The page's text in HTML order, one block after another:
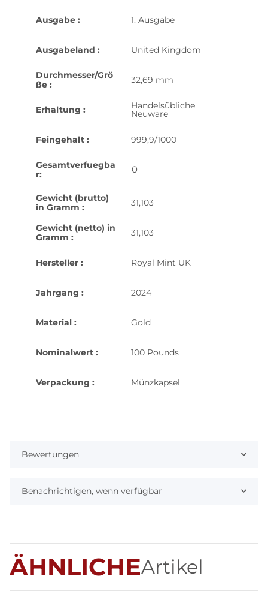
Ausgabe : 1. Ausgabe
Ausgabeland : United Kingdom
Durchmesser/Grö
ße :
32,69 mm
Erhaltung : Handelsübliche
Neuware
Feingehalt : 999,9/1000
Gesamtverfuegba
r:
0
Gewicht (brutto)
in Gramm :
31,103
Gewicht (netto) in
Gramm :
31,103
Hersteller : Royal Mint UK
Jahrgang : 2024
Material : Gold
Nominalwert : 100 Pounds
Verpackung : Münzkapsel
Bewertungen
Benachrichtigen, wenn verfügbar
ÄHNLICHEArtikel